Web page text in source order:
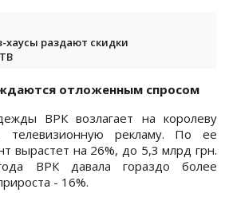
раздают скидки
отложенным спросом
ВРК возлагает на королеву
телевизионную рекламу. По ее
вырастет на 26%, до 5,3 млрд грн.
ВРК давала гораздо более
- 16%.